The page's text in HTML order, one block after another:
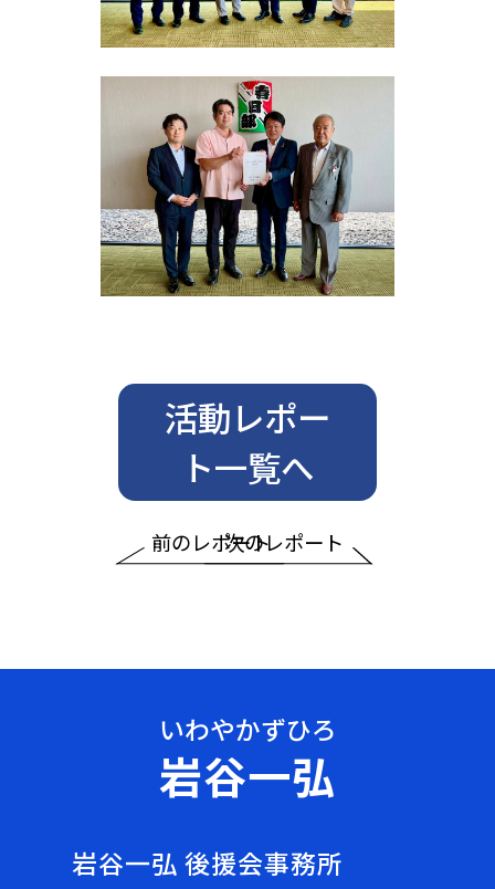
前のレポート
活動レポー
ト一覧へ
次のレポート
岩谷一弘
岩谷一弘 後援会事務所